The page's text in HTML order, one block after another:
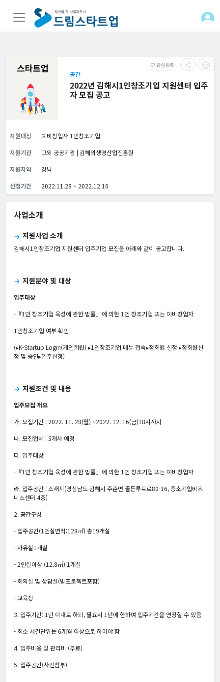
favorite_border 관심등록
공간
2022년 김해시1인창조기업 지원센터 입주
자 모집 공고
지원대상
예비창업자 1인창조기업
지원기관
그외 공공기관 | 김해의생명산업진흥원
지원지역
경남
신청기간
2022.11.28 ~ 2022.12.16
사업소개
arrow_forward 지원사업 소개
김해시1인창조기업 지원센터 입주기업 모집을 아래와 같이 공고합니다.
arrow_forward 지원분야 및 대상
입주대상
-『1인 창조기업 육성에 관한 법률』에 의한 1인 창조기업 또는 예비창업자
1인창조기업 여부 확인
(▸K-Startup Login(개인회원) ▸1인창조기업 메뉴 접속▸정회원 신청 ▸정회원신
청 및 승인▸입주신청)
arrow_forward 지원조건 및 내용
입주모집 개요
가. 모집기간 : 2022. 11. 28(월) ~2022. 12. 16(금)18시까지
나. 모집업체 : 5개사 예정
다. 입주대상
-『1인 창조기업 육성에 관한 법률』에 의한 1인 창조기업 또는 예비창업자
라. 입주공간 : 소재지(경상남도 김해시 주촌면 골든루트로80-16, 중소기업비즈
니스센터 4층)
2. 공간구성
- 입주공간(1인실면적:128㎡) 총19개실
- 자유실1개실
- 2인실이상 (12.8㎡):1개실
- 회의실 및 상담실(빔프로젝트포함)
- 교육장
3. 입주기간: 1년 이내로 하되, 필요시 1년에 한하여 입주기간을 연장할 수 있음
- 최소 체결단위는 6개월 이상으로 하여야 함
4. 입주비용 및 관리비 (무료)
5. 입주공간(사진첨부)